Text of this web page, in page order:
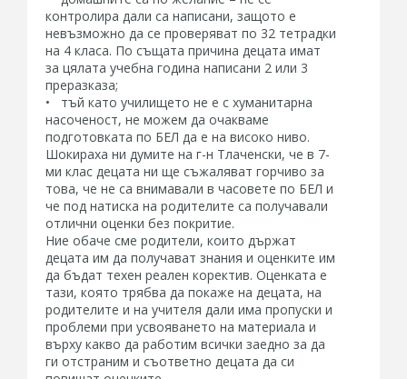
контролира дали са написани, защото е
невъзможно да се проверяват по 32 тетрадки
на 4 класа. По същата причина децата имат
за цялата учебна година написани 2 или 3
преразказа;
• тъй като училището не е с хуманитарна
насоченост, не можем да очакваме
подготовката по БЕЛ да е на високо ниво.
Шокираха ни думите на г-н Тлаченски, че в 7-
ми клас децата ни ще съжаляват горчиво за
това, че не са внимавали в часовете по БЕЛ и
че под натиска на родителите са получавали
отлични оценки без покритие.
Ние обаче сме родители, които държат
децата им да получават знания и оценките им
да бъдат техен реален коректив. Оценката е
тази, която трябва да покаже на децата, на
родителите и на учителя дали има пропуски и
проблеми при усвояването на материала и
върху какво да работим всички заедно за да
ги отстраним и съответно децата да си